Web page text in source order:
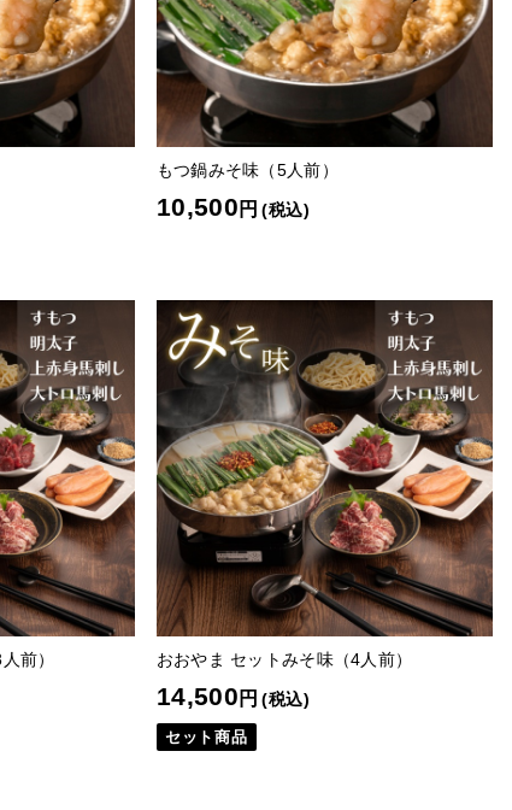
もつ鍋みそ味（5人前）
10,500 円 (税込)
前） おおやま セットみそ味（4人前）
14,500 円 (税込)
セット商品